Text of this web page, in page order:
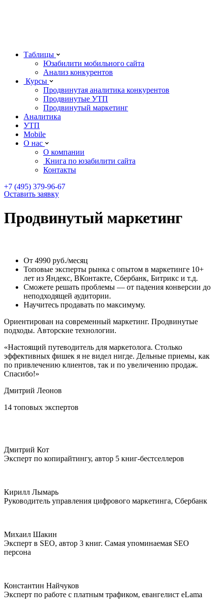
Таблицы
Юзабилити мобильного сайта
Анализ конкурентов
Курсы
Продвинутая аналитика конкурентов
Продвинутые УТП
Продвинутый маркетинг
Аналитика
УТП
Mobile
О нас
О компании
Книга по юзабилити сайта
Контакты
+7 (495) 379-96-67
Оставить заявку
Продвинутый маркетинг
От 4990 руб./месяц
Топовые эксперты рынка с опытом в маркетинге 10+
лет из Яндекс, ВКонтакте, Сбербанк, Битрикс и т.д.
Сможете решать проблемы — от падения конверсии до
неподходящей аудитории.
Научитесь продавать по максимуму.
Ориентирован на современный маркетинг. Продвинутые
подходы. Авторские технологии.
«Настоящий путеводитель для маркетолога. Столько
эффективных фишек я не видел нигде. Дельные приемы, как
по привлечению клиентов, так и по увеличению продаж.
Спасибо!»
Дмитрий Леонов
14 топовых экспертов
Дмитрий Кот
Эксперт по копирайтингу, автор 5 книг-бестселлеров
Кирилл Лымарь
Руководитель управления цифрового маркетинга, Сбербанк
Михаил Шакин
Эксперт в SEO, автор 3 книг. Самая упоминаемая SEO
персона
Константин Найчуков
Эксперт по работе с платным трафиком, евангелист eLama